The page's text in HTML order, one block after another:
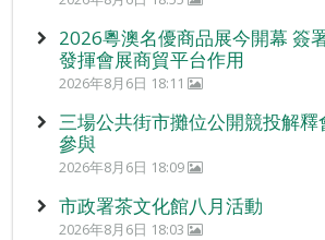
2026粵澳名優商品展今開幕 簽
發揮會展商貿平台作用
2026年8月6日 18:11
三場公共街市攤位公開競投解釋
參與
2026年8月6日 18:09
市政署茶文化館八月活動
2026年8月6日 18:03